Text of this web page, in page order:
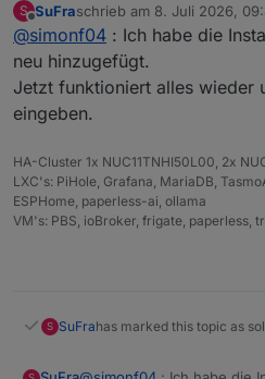
=== ZigBee Port
Instance
--------
/usr/bin/nodejs
/usr/bin/node
Sowohl mit Edge als auch
die Meldung.
S
Offline
SuFraschrieb am 8. Juli 2026,
zuletzt editiert von
@simonf04 : Ich habe die
neu hinzugefügt.
Jetzt funktioniert alles wieder
eingeben.
HA-Cluster 1x NUC11TNHI50L00, 2x
LXC's: PiHole, Grafana, MariaDB,
ESPHome, paperless-ai, ollama
VM's: PBS, ioBroker, frigate, paperless,
S SuFrahas marked this topic as